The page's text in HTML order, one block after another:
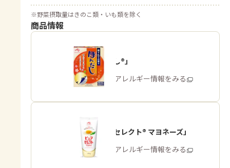
※野菜摂取量はきのこ類・いも類を除く
商品情報
「ほんだし®」
商品・アレルギー情報をみる
「ピュアセレクト® マヨネーズ」
商品・アレルギー情報をみる